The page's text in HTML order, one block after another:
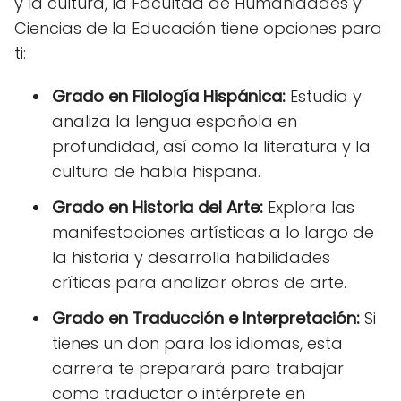
Ciencias de la Educación tiene opciones para
ti:
Grado en Filología Hispánica: Estudia y
analiza la lengua española en
profundidad, así como la literatura y la
cultura de habla hispana.
Grado en Historia del Arte: Explora las
manifestaciones artísticas a lo largo de
la historia y desarrolla habilidades
críticas para analizar obras de arte.
Grado en Traducción e Interpretación: Si
tienes un don para los idiomas, esta
carrera te preparará para trabajar
como traductor o intérprete en